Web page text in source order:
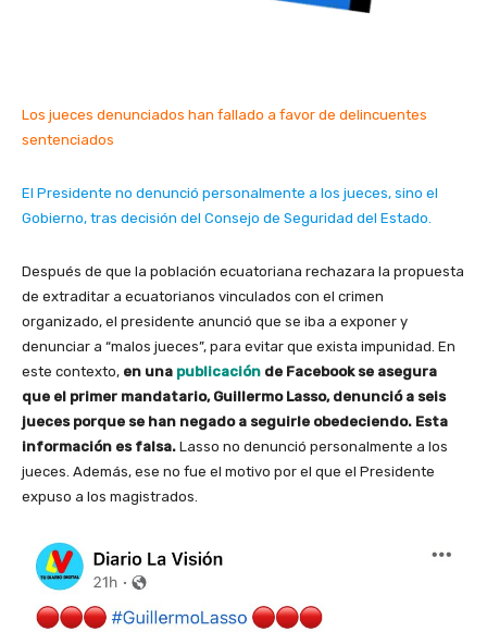
Los jueces denunciados han fallado a favor de delincuentes
sentenciados
El Presidente no denunció personalmente a los jueces, sino el
Gobierno, tras decisión del Consejo de Seguridad del Estado.
Después de que la población ecuatoriana rechazara la propuesta
de extraditar a ecuatorianos vinculados con el crimen
organizado, el presidente anunció que se iba a exponer y
denunciar a “malos jueces”, para evitar que exista impunidad. En
este contexto, en una publicación de Facebook se asegura
que el primer mandatario, Guillermo Lasso, denunció a seis
jueces porque se han negado a seguirle obedeciendo. Esta
información es falsa. Lasso no denunció personalmente a los
jueces. Además, ese no fue el motivo por el que el Presidente
expuso a los magistrados.